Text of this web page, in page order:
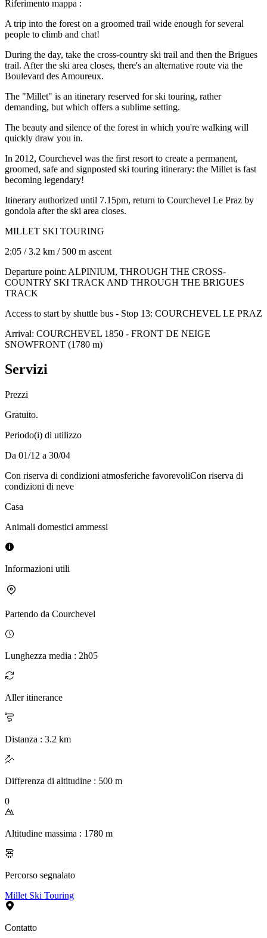
Riferimento mappa :
A trip into the forest on a groomed trail wide enough for several
people to climb and chat!
During the day, take the cross-country ski trail and then the Brigues
trail. After the ski area closes, there's an alternative route via the
Boulevard des Amoureux.
The "Millet" is an itinerary reserved for ski touring, rather
demanding, but which offers a sublime setting.
The beauty and silence of the forest in which you're walking will
quickly draw you in.
In 2012, Courchevel was the first resort to create a permanent,
groomed, safe and signposted ski touring itinerary: the Millet is fast
becoming legendary!
Itinerary authorized until 7.15pm, return to Courchevel Le Praz by
gondola after the ski area closes.
MILLET SKI TOURING
2:05 / 3.2 km / 500 m ascent
Departure point: ALPINIUM, THROUGH THE CROSS-
COUNTRY SKI TRACK AND THROUGH THE BRIGUES
TRACK
Access to start by shuttle bus - Stop 13: COURCHEVEL LE PRAZ
Arrival: COURCHEVEL 1850 - FRONT DE NEIGE
SNOWFRONT (1780 m)
Servizi
Prezzi
Gratuito.
Periodo(i) di utilizzo
Da 01/12 a 30/04
Con riserva di condizioni atmosferiche favorevoliCon riserva di
condizioni di neve
Casa
Animali domestici ammessi
Informazioni utili
Partendo da Courchevel
Lunghezza media : 2h05
Aller itinerance
Distanza : 3.2 km
Differenza di altitudine : 500 m
0
Altitudine massima : 1780 m
Percorso segnalato
Millet Ski Touring
Contatto